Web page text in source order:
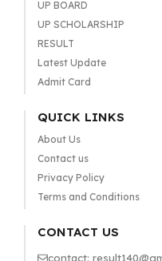
UP BOARD
UP SCHOLARSHIP
RESULT
Latest Update
Admit Card
QUICK LINKS
About Us
Contact us
Privacy Policy
Terms and Conditions
CONTACT US
contact: